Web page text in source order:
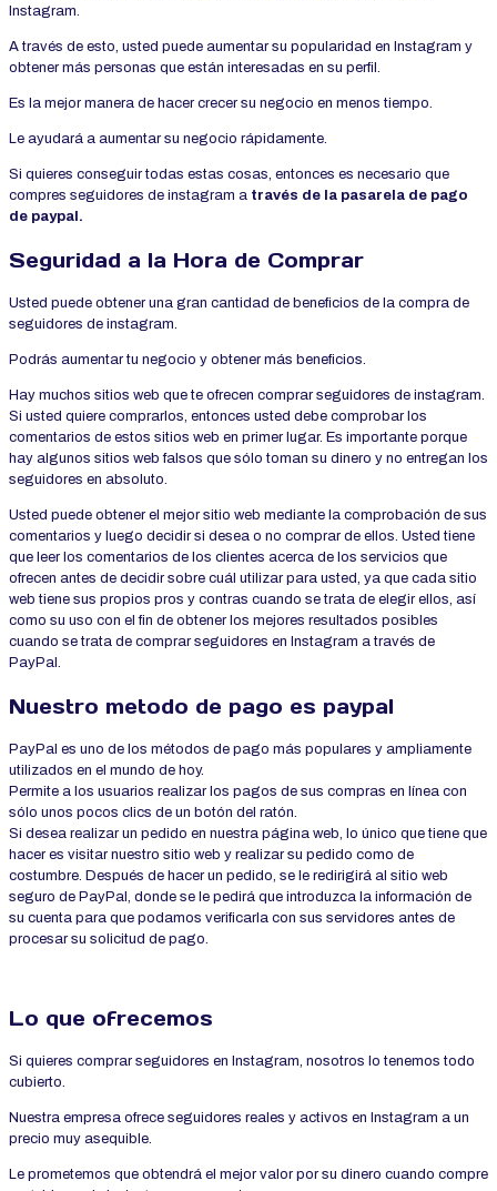
Instagram.
A través de esto, usted puede aumentar su popularidad en Instagram y
obtener más personas que están interesadas en su perfil.
Es la mejor manera de hacer crecer su negocio en menos tiempo.
Le ayudará a aumentar su negocio rápidamente.
Si quieres conseguir todas estas cosas, entonces es necesario que
compres seguidores de instagram a través de la pasarela de pago
de paypal.
Seguridad a la Hora de Comprar
Usted puede obtener una gran cantidad de beneficios de la compra de
seguidores de instagram.
Podrás aumentar tu negocio y obtener más beneficios.
Hay muchos sitios web que te ofrecen comprar seguidores de instagram.
Si usted quiere comprarlos, entonces usted debe comprobar los
comentarios de estos sitios web en primer lugar. Es importante porque
hay algunos sitios web falsos que sólo toman su dinero y no entregan los
seguidores en absoluto.
Usted puede obtener el mejor sitio web mediante la comprobación de sus
comentarios y luego decidir si desea o no comprar de ellos. Usted tiene
que leer los comentarios de los clientes acerca de los servicios que
ofrecen antes de decidir sobre cuál utilizar para usted, ya que cada sitio
web tiene sus propios pros y contras cuando se trata de elegir ellos, así
como su uso con el fin de obtener los mejores resultados posibles
cuando se trata de comprar seguidores en Instagram a través de
PayPal.
Nuestro metodo de pago es paypal
PayPal es uno de los métodos de pago más populares y ampliamente
utilizados en el mundo de hoy.
Permite a los usuarios realizar los pagos de sus compras en línea con
sólo unos pocos clics de un botón del ratón.
Si desea realizar un pedido en nuestra página web, lo único que tiene que
hacer es visitar nuestro sitio web y realizar su pedido como de
costumbre. Después de hacer un pedido, se le redirigirá al sitio web
seguro de PayPal, donde se le pedirá que introduzca la información de
su cuenta para que podamos verificarla con sus servidores antes de
procesar su solicitud de pago.
Lo que ofrecemos
Si quieres comprar seguidores en Instagram, nosotros lo tenemos todo
cubierto.
Nuestra empresa ofrece seguidores reales y activos en Instagram a un
precio muy asequible.
Le prometemos que obtendrá el mejor valor por su dinero cuando compre